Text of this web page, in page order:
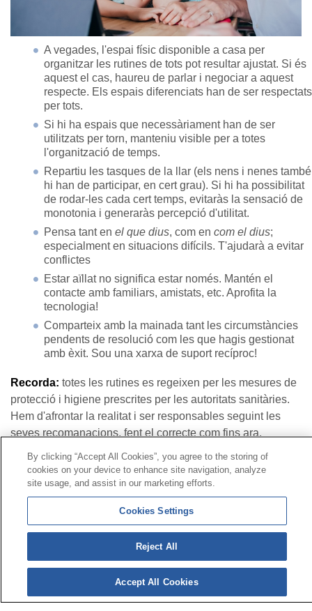
A vegades, l'espai físic disponible a casa per
organitzar les rutines de tots pot resultar ajustat. Si és
aquest el cas, haureu de parlar i negociar a aquest
respecte. Els espais diferenciats han de ser respectats
per tots.
Si hi ha espais que necessàriament han de ser
utilitzats per torn, manteniu visible per a totes
l'organització de temps.
Repartiu les tasques de la llar (els nens i nenes també
hi han de participar, en cert grau). Si hi ha possibilitat
de rodar-les cada cert temps, evitaràs la sensació de
monotonia i generaràs percepció d'utilitat.
Pensa tant en el que dius, com en com el dius;
especialment en situacions difícils. T'ajudarà a evitar
conflictes
Estar aïllat no significa estar només. Mantén el
contacte amb familiars, amistats, etc. Aprofita la
tecnologia!
Comparteix amb la mainada tant les circumstàncies
pendents de resolució com les que hagis gestionat
amb èxit. Sou una xarxa de suport recíproc!
Recorda: totes les rutines es regeixen per les mesures de
protecció i higiene prescrites per les autoritats sanitàries.
Hem d'afrontar la realitat i ser responsables seguint les
seves recomanacions, fent el correcte com fins ara.
Contacte |Perfil del contractant|Reclamacions
Prestacions Especials|Zona Privada Proveïdor Sanitari
© Mutua Universal 2026| Mapa del web
Política de Protecció de Dades | Política de cookies
Segueix-nos a:
By clicking “Accept All Cookies”, you agree to the storing of
cookies on your device to enhance site navigation, analyze
site usage, and assist in our marketing efforts.
Cookies Settings
Reject All
Accept All Cookies